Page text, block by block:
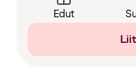
Edut